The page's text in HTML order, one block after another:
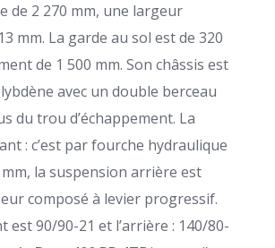
de 2 270 mm, une largeur
mm. La garde au sol est de 320
de 1 500 mm. Son châssis est
avec un double berceau
du trou d’échappement. La
: c’est par fourche hydraulique
mm, la suspension arrière est
composé à levier progressif.
est 90/90-21 et l’arrière : 140/80-